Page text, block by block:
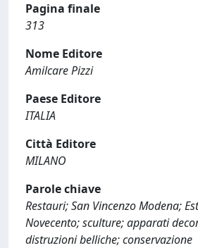
Pagina finale
313
Nome Editore
Amilcare Pizzi
Paese Editore
ITALIA
Città Editore
MILANO
Parole chiave
Restauri; San Vincenzo Modena;
Novecento; sculture; apparati
distruzioni belliche; conservazione